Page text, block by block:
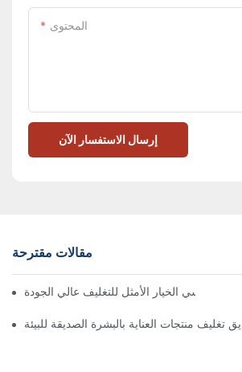
المحتوى
إرسال الاستفسار الآن
مقالات مقترحة
المغناطيسي الخيار الأمثل للتغليف عالي الجودة
تغليف منتجات العناية بالبشرة الصديقة للبيئة